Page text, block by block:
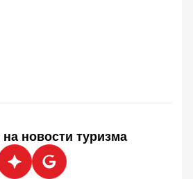
новости туризма